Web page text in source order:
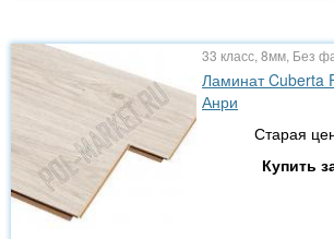
33 класс, 8мм, Без
Ламинат Cuberta
Анри
Старая
Купить